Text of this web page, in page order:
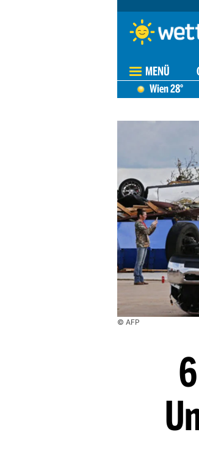
MENÜ
Wien28°
© AFP